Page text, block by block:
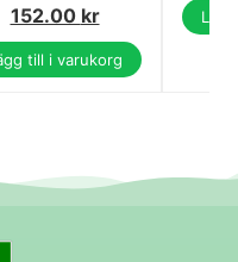
152.00 kr
till i varukorg